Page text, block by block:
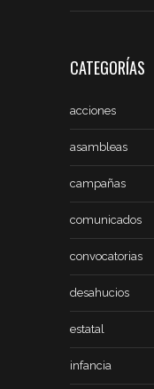
CATEGORÍAS
acciones
asambleas
campañas
comunicados
convocatorias
desahucios
estatal
infancia